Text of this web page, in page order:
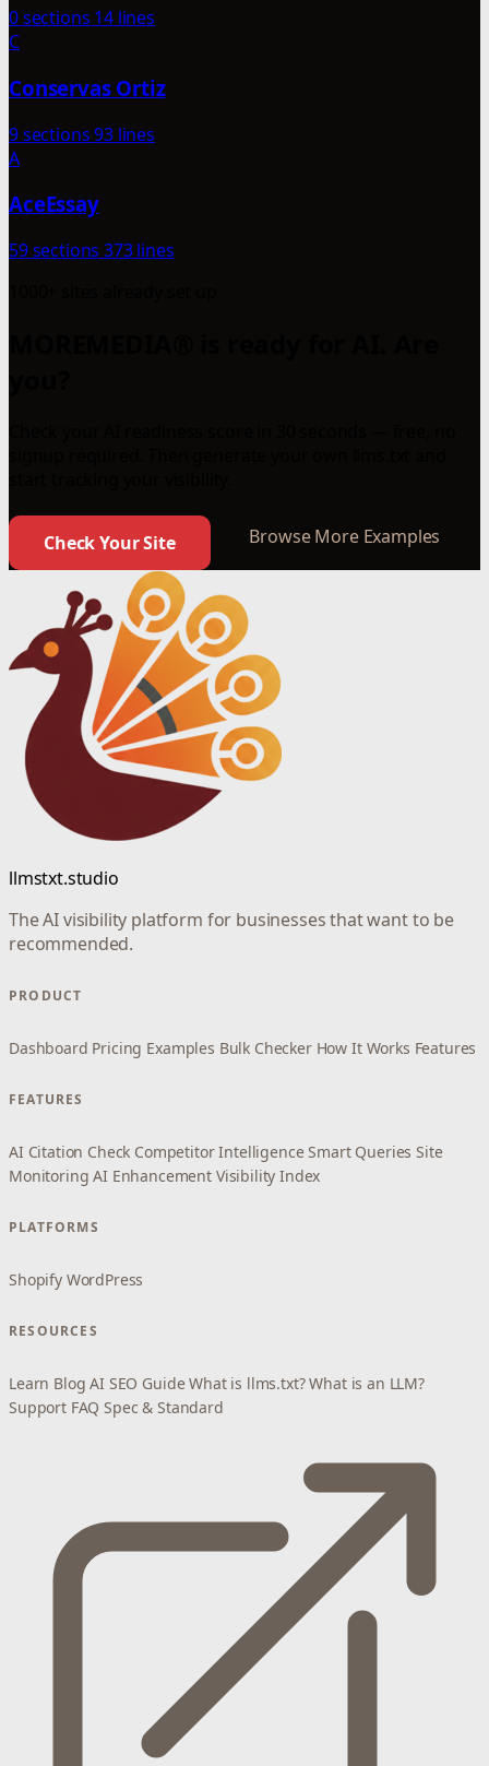
0 sections 14 lines
C
Conservas Ortiz
9 sections93 lines
A
AceEssay
59 sections 373 lines
Check Your Site Browse More Examples
llmstxt.studio
The AI visibility platform for businesses that want to be
recommended.
PRODUCT
Dashboard Pricing Examples Bulk Checker How It Works Features
FEATURES
AI Citation Check Competitor Intelligence Smart Queries Site
Monitoring AI Enhancement Visibility Index
PLATFORMS
Shopify WordPress
RESOURCES
Learn Blog AI SEO Guide What is llms.txt? What is an LLM?
Support FAQ Spec & Standard